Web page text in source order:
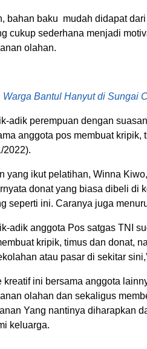
bahan baku mudah didapat
cukup sederhana menjadi
olahan.
Warga Bantul Hanyut di Sungai
adik perempuan dengan
anggota pos membuat kripik,
2022).
yang ikut pelatihan, Winna
donat yang biasa dibeli di
seperti ini. Caranya juga
adik anggota Pos satgas TNI
kripik, timus dan donat,
atau pasar di sekitar
kreatif ini bersama anggota
olahan dan sekaligus
Yang nantinya diharapkan
keluarga.